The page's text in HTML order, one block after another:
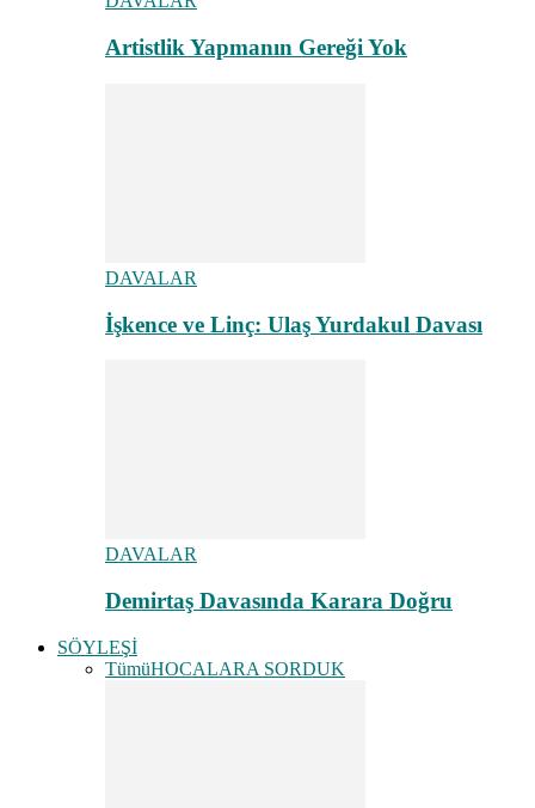
Artistlik Yapmanın Gereği Yok
DAVALAR
İşkence ve Linç: Ulaş Yurdakul Davası
DAVALAR
Demirtaş Davasında Karara Doğru
SÖYLEŞİ
TümüHOCALARA SORDUK